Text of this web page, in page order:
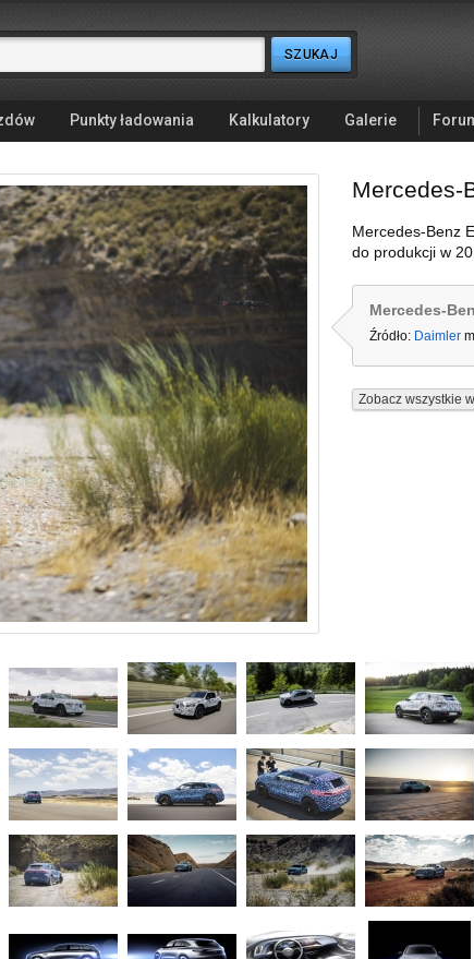
Punkty ładowania Kalkulatory Galerie
Mercedes-
Mercedes-Benz
do produkcji w
Mercedes-
Źródło: Daimler
Zobacz wszystkie